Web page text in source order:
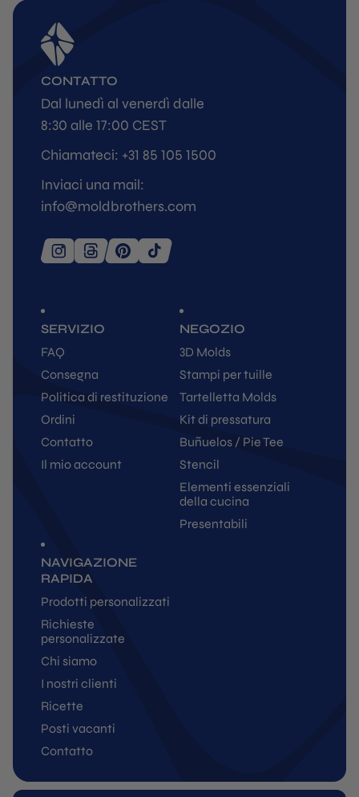
SERVIZIO
FAQ
Consegna
Politica di restituzione
Ordini
Contatto
Il mio account
NEGOZIO
3D Molds
Stampi per tuille
Tartelletta Molds
Kit di pressatura
Buñuelos / Pie Tee
Stencil
Elementi essenziali
della cucina
Presentabili
NAVIGAZIONE
RAPIDA
Prodotti personalizzati
Richieste
personalizzate
Chi siamo
I nostri clienti
Ricette
Posti vacanti
Contatto
CONTATTO
Dal lunedì al venerdì dalle
8:30 alle 17:00 CEST
Chiamateci: +31 85 105 1500
Inviaci una mail:
info@moldbrothers.com